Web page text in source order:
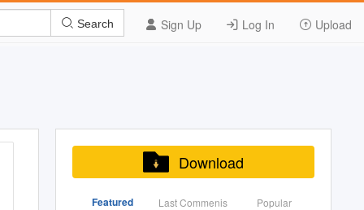
Sign Up Log In Upload
Search
Download
Featured Last Commenis Popular